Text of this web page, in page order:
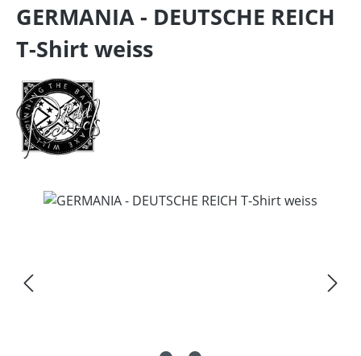
GERMANIA - DEUTSCHE REICH
T-Shirt weiss